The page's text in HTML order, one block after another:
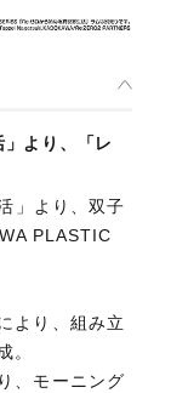
より、「レ
」より、双子
PLASTIC
より、組み立
。
、モーニング